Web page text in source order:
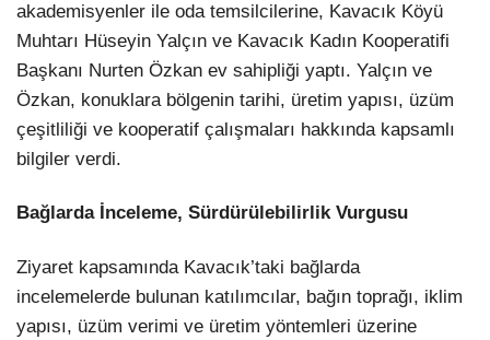
akademisyenler ile oda temsilcilerine, Kavacık Köyü
Muhtarı Hüseyin Yalçın ve Kavacık Kadın Kooperatifi
Başkanı Nurten Özkan ev sahipliği yaptı. Yalçın ve
Özkan, konuklara bölgenin tarihi, üretim yapısı, üzüm
çeşitliliği ve kooperatif çalışmaları hakkında kapsamlı
bilgiler verdi.
Bağlarda İnceleme, Sürdürülebilirlik Vurgusu
Ziyaret kapsamında Kavacık’taki bağlarda
incelemelerde bulunan katılımcılar, bağın toprağı, iklim
yapısı, üzüm verimi ve üretim yöntemleri üzerine